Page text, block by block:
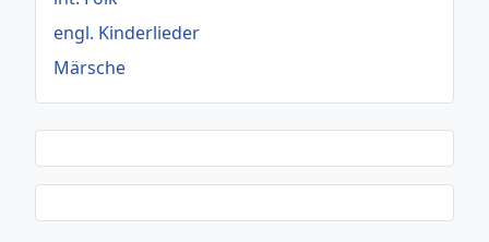
engl. Kinderlieder
Märsche